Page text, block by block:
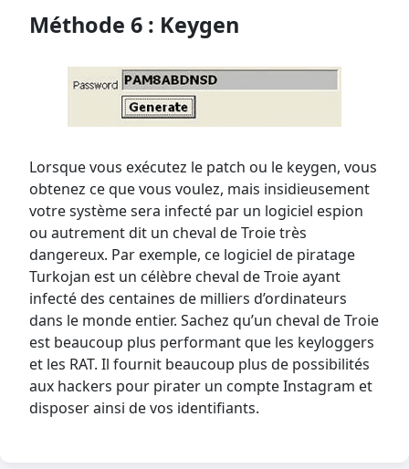
Méthode 6 : Keygen
Lorsque vous exécutez le patch ou le keygen, vous
obtenez ce que vous voulez, mais insidieusement
votre système sera infecté par un logiciel espion
ou autrement dit un cheval de Troie très
dangereux. Par exemple, ce logiciel de piratage
Turkojan est un célèbre cheval de Troie ayant
infecté des centaines de milliers d’ordinateurs
dans le monde entier. Sachez qu’un cheval de Troie
est beaucoup plus performant que les keyloggers
et les RAT. Il fournit beaucoup plus de possibilités
aux hackers pour pirater un compte Instagram et
disposer ainsi de vos identifiants.